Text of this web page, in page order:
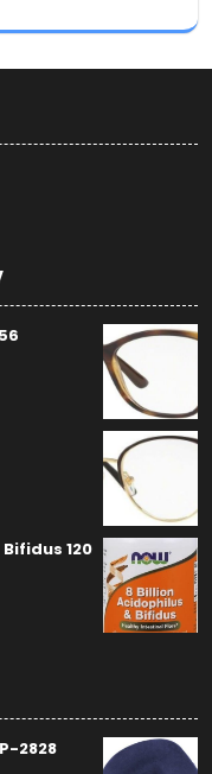
120
2828